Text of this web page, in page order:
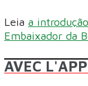
Leia a
Embaixador da
AVEC